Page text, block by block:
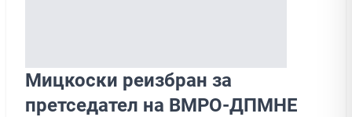
Мицкоски реизбран за
претседател на ВМРО-ДПМНЕ